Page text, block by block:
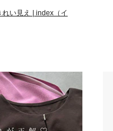
れい見え | index（イ